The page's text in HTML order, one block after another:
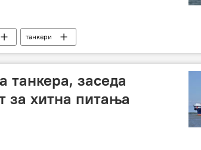
танкери
танкера, заседа
за хитна питања